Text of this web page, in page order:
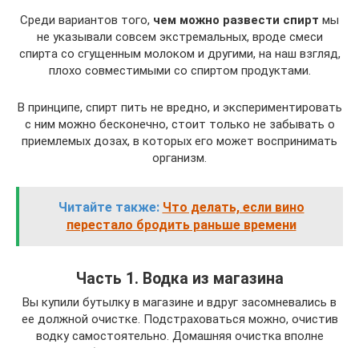
Среди вариантов того, чем можно развести спирт мы
не указывали совсем экстремальных, вроде смеси
спирта со сгущенным молоком и другими, на наш взгляд,
плохо совместимыми со спиртом продуктами.
В принципе, спирт пить не вредно, и экспериментировать
с ним можно бесконечно, стоит только не забывать о
приемлемых дозах, в которых его может воспринимать
организм.
Читайте также: Что делать, если вино
перестало бродить раньше времени
Часть 1. Водка из магазина
Вы купили бутылку в магазине и вдруг засомневались в
ее должной очистке. Подстраховаться можно, очистив
водку самостоятельно. Домашняя очистка вполне